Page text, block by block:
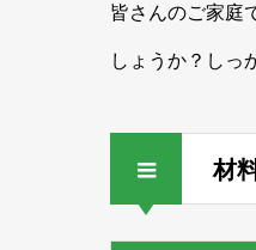
皆さんのご家庭
しょうか？しっ
材